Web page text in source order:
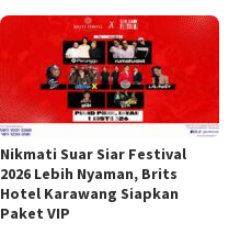
Nikmati Suar Siar Festival
2026 Lebih Nyaman, Brits
Hotel Karawang Siapkan
Paket VIP